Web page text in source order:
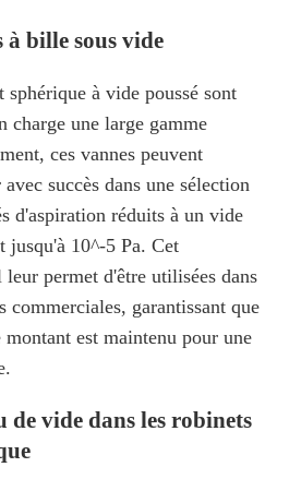
à bille sous vide
à vide poussé sont
charge une large gamme
ces vannes peuvent
succès dans une sélection
d'aspiration réduits à un vide
jusqu'à 10^-5 Pa. Cet
permet d'être utilisées dans
commerciales, garantissant que
est maintenu pour une
de vide dans les robinets